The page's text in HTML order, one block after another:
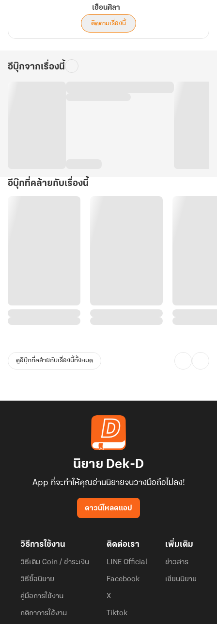
เฮือนศิลา
ติดตามเรื่องนี้
อีบุ๊กจากเรื่องนี้
อีบุ๊กที่คล้ายกับเรื่องนี้
ดูอีบุ๊กที่คล้ายกับเรื่องนี้ทั้งหมด
นิยาย Dek-D
App ที่จะทำให้คุณอ่านนิยายจนวางมือถือไม่ลง!
ดาวน์โหลดแอป
วิธีการใช้งาน
วิธีเติม Coin / ชำระเงิน
วิธีซื้อนิยาย
คู่มือการใช้งาน
กติกาการใช้งาน
ติดต่อเรา
LINE Official
Facebook
X
Tiktok
เพิ่มเติม
ข่าวสาร
เขียนนิยาย